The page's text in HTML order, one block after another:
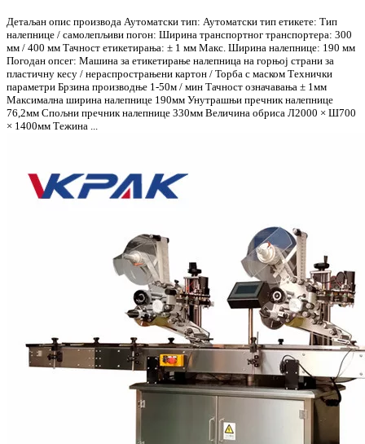
Детаљан опис производа Аутоматски тип: Аутоматски тип етикете: Тип
налепнице / самолепљиви погон: Ширина транспортног транспортера: 300
мм / 400 мм Тачност етикетирања: ± 1 мм Макс. Ширина налепнице: 190 мм
Погодан опсег: Машина за етикетирање налепница на горњој страни за
пластичну кесу / нераспрострањени картон / Торба с маском Технички
параметри Брзина производње 1-50м / мин Тачност означавања ± 1мм
Максимална ширина налепнице 190мм Унутрашњи пречник налепнице
76,2мм Спољни пречник налепнице 330мм Величина обриса Л2000 × Ш700
× 1400мм Тежина ...